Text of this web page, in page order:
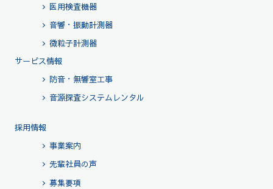
医用検査機器
音響・振動計測器
微粒子計測器
サービス情報
防音・無響室工事
音源探査システムレンタル
採用情報
事業案内
先輩社員の声
募集要項